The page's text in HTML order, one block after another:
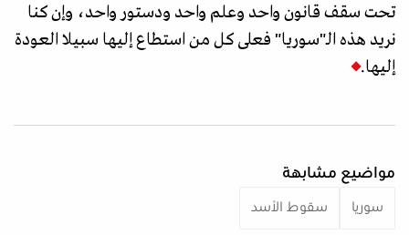
تحت سقف قانون واحد وعلم واحد ودستور واحد، وإن كنا
نريد هذه الـ"سوريا" فعلى كل من استطاع إليها سبيلا العودة
إليها.
مواضيع مشابهة
سوريا سقوط الأسد